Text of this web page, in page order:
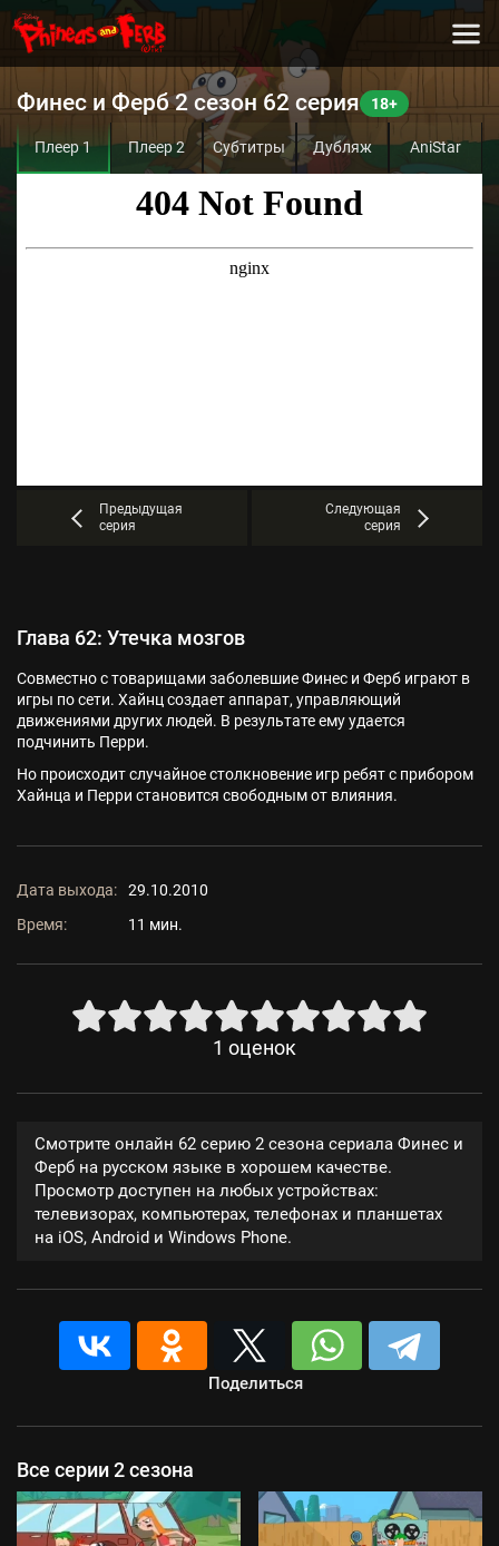
Финес и Ферб 2 сезон 62 серия
Плеер 1 Плеер 2 Субтитры Дубляж AniStar
Предыдущая
серия
Следующая
серия
Глава 62: Утечка мозгов
Совместно с товарищами заболевшие Финес и Ферб играют в
игры по сети. Хайнц создает аппарат, управляющий
движениями других людей. В результате ему удается
подчинить Перри.
Но происходит случайное столкновение игр ребят с прибором
Хайнца и Перри становится свободным от влияния.
Дата выхода:
29.10.2010
Время:
11 мин.
1 оценок
Смотрите онлайн 62 серию 2 сезона сериала Финес и
Ферб на русском языке в хорошем качестве.
Просмотр доступен на любых устройствах:
телевизорах, компьютерах, телефонах и планшетах
на iOS, Android и Windows Phone.
Поделиться
Все серии 2 сезона